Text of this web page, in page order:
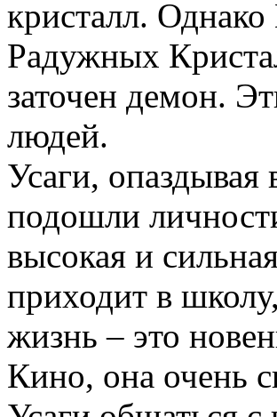
кристалл.
Радужных
заточен демон.
людей.
Усаги, опаздывая
подошли
высокая и
приходит в
жизнь – это
Кино, она очень